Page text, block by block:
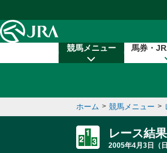
競馬メニュー 馬券・
ホーム > 競馬メニュー >
レース結果
2005年4月3日（